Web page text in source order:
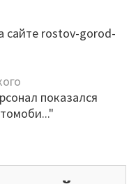
сайте rostov-gorod-
показался